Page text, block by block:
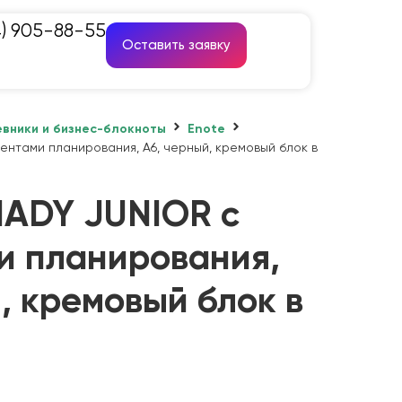
905-88-55
Оставить заявку
и бизнес-блокноты
Enote
планирования, А6, черный, кремовый блок в
JUNIOR с
планирования,
кремовый блок в